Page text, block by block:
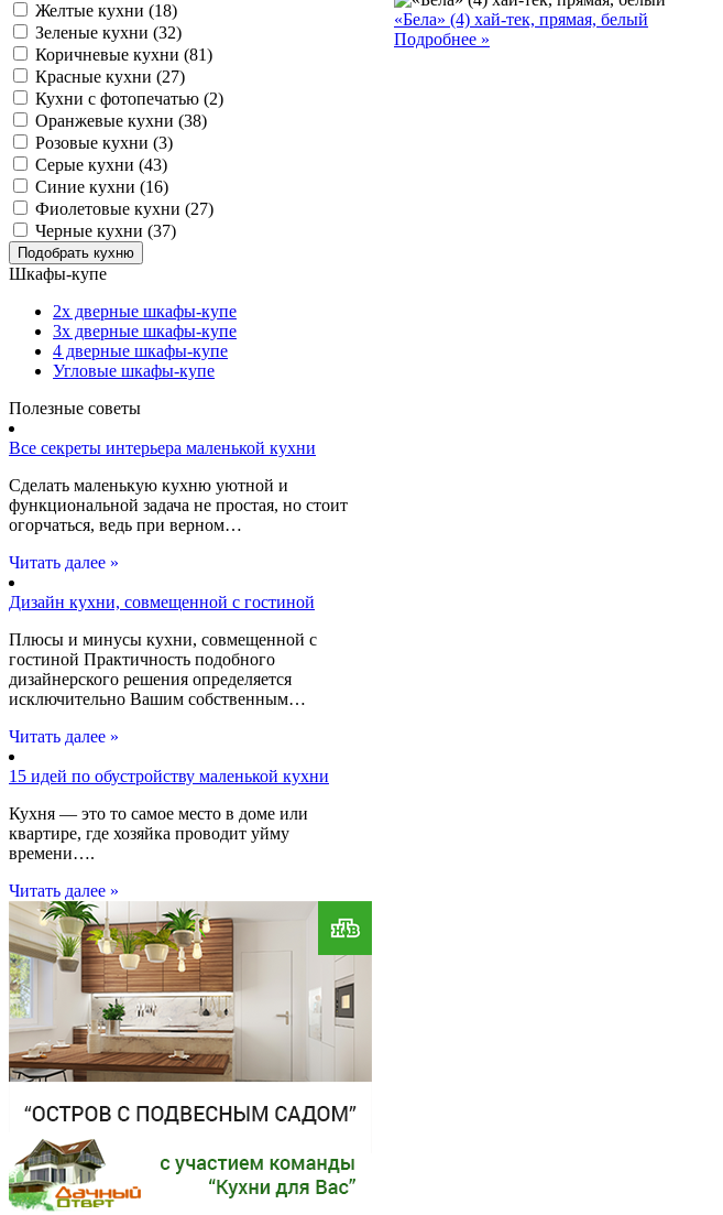
Желтые кухни (18)
Зеленые кухни (32)
Коричневые кухни (81)
Красные кухни (27)
Кухни с фотопечатью (2)
Оранжевые кухни (38)
Розовые кухни (3)
Серые кухни (43)
Синие кухни (16)
Фиолетовые кухни (27)
Черные кухни (37)
Шкафы-купе
2х дверные шкафы-купе
3х дверные шкафы-купе
4 дверные шкафы-купе
Угловые шкафы-купе
Полезные советы
Все секреты интерьера маленькой кухни
Сделать маленькую кухню уютной и
функциональной задача не простая, но стоит
огорчаться, ведь при верном…
Читать далее »
Дизайн кухни, совмещенной с гостиной
Плюсы и минусы кухни, совмещенной с
гостиной Практичность подобного
дизайнерского решения определяется
исключительно Вашим собственным…
Читать далее »
15 идей по обустройству маленькой кухни
Кухня — это то самое место в доме или
квартире, где хозяйка проводит уйму
времени….
Читать далее »
«Бела» (4) хай-тек, прямая, белый
Подробнее »